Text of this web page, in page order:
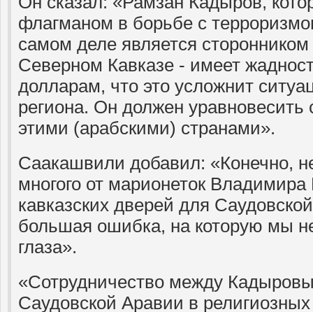
флагманом в борьбе с
самом деле является
Северном Кавказе - имеет
долларам, что это усложнит
региона. Он должен уравновесить
этими (арабскими) странами».
Саакашвили добавил: «Конечно,
многого от марионеток
кавказских дверей для
большая ошибка, на которую мы
глаза».
«Сотрудничество между
Саудовской Аравии в